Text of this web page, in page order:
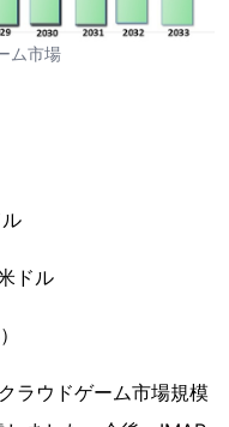
ム市場
ドル
ラウドゲーム市場規模